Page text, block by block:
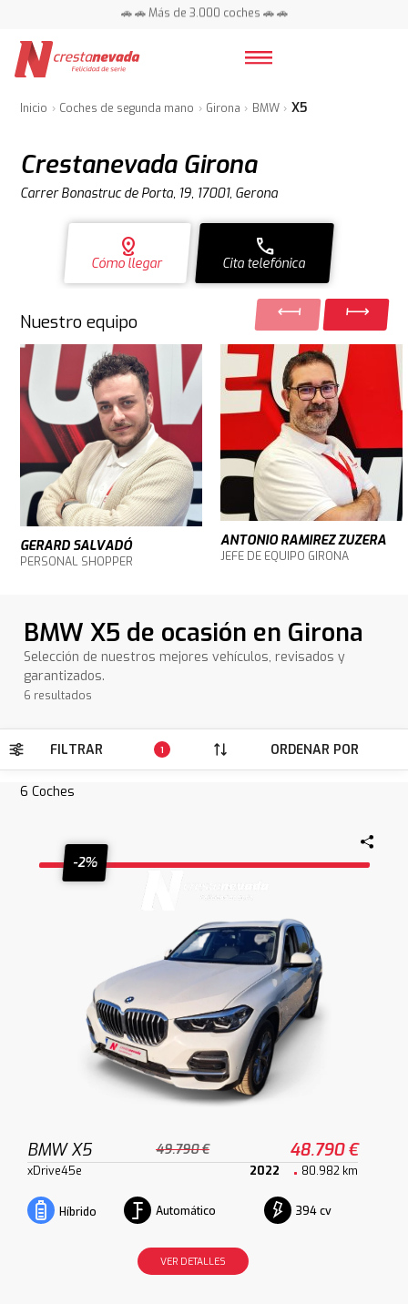
📍 Centros en toda España ⭐
📍 Centros en toda España ⭐
Inicio Coches de segunda mano Girona BMW X5
Crestanevada Girona
Carrer Bonastruc de Porta, 19, 17001, Gerona
distance
Cómo llegar
call
Cita telefónica
Nuestro equipo
GERARD SALVADÓ
PERSONAL SHOPPER
ANTONIO RAMIREZ ZUZERA
JEFE DE EQUIPO GIRONA
BMW X5 de ocasión en Girona
Selección de nuestros mejores vehículos, revisados y
garantizados.
6 resultados
FILTRAR 1 ORDENAR POR
6 Coches
-2%
BMW X5 49.790 € 48.790 €
xDrive45e 2022 80.982 km
Híbrido Automático 394 cv
VER DETALLES